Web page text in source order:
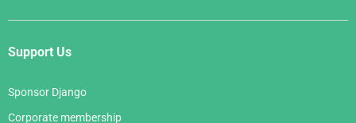
Support Us
Sponsor Django
Corporate membership